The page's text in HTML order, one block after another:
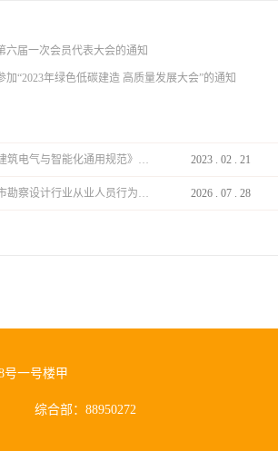
六届一次会员代表大会的通知
加“2023年绿色低碳建造 高质量发展大会”的通知
化通用规范》 GB55024-2022公益宣贯的通知 2023 . 02 . 21
》、《青岛市住宅工程设计审查品质提升指引（2026版）》宣贯活动的通知 2026 . 07 . 28
号一号楼甲
综合部：88950272